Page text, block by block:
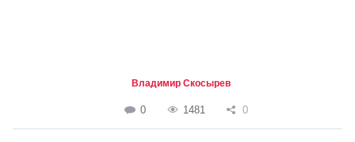
Владимир Скосырев
0 1481 0